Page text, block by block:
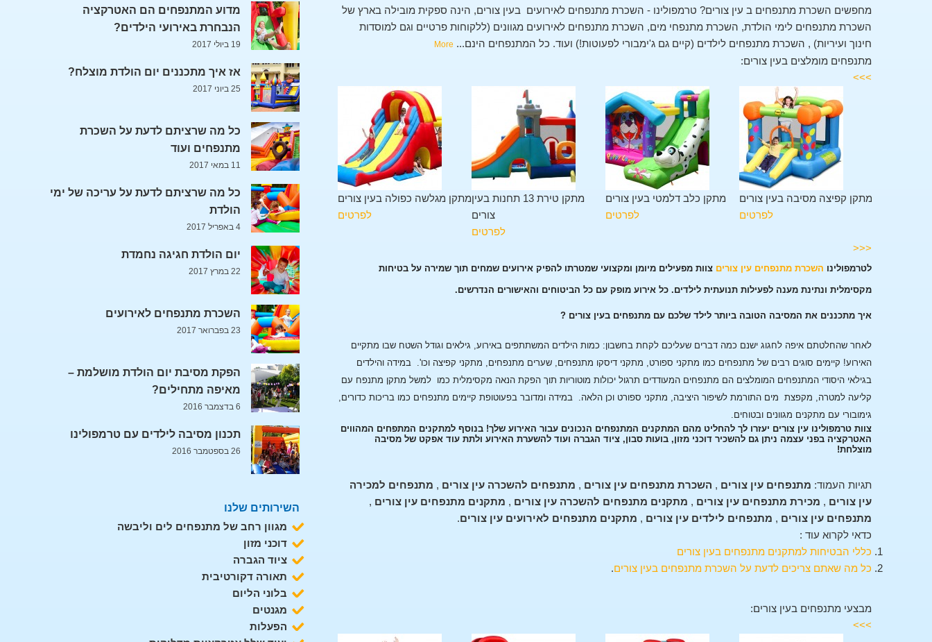
מחפשים השכרת מתנפחים ב עין צורים? טרמפולינו - השכרת מתנפחים לאירועים בעין צורים, הינה ספקית מובילה בארץ של
השכרת מתנפחים לימי הולדת, השכרת מתנפחי מים, השכרת מתנפחים לאירועים מגוונים (ללקוחות פרטיים וגם למוסדות
חינוך ועיריות) , השכרת מתנפחים לילדים (קיים גם ג'ימבורי לפעוטות!) ועוד. כל המתנפחים הינם...
More
מתנפחים מומלצים בעין צורים:
>>>
מתקן מגלשה כפולה בעין צורים
לפרטים
מתקן טירת 13 תחנות בעין
צורים
לפרטים
מתקן כלב דלמטי בעין צורים
לפרטים
מתקן קפיצה מסיבה בעין צורים
לפרטים
<<<
לטרמפולינו השכרת מתנפחים עין צורים צוות מפעילים מיומן ומקצועי שמטרתו להפיק אירועים שמחים תוך שמירה על בטיחות
מקסימלית ונתינת מענה לפעילות תנועתית לילדים. כל אירוע מופק עם כל הביטוחים והאישורים הנדרשים.
איך מתכננים את המסיבה הטובה ביותר לילד שלכם עם מתנפחים בעין צורים ?
לאחר שהחלטתם איפה לחגוג ישנם כמה דברים שעליכם לקחת בחשבון: כמות הילדים המשתתפים באירוע, גילאים וגודל השטח שבו מתקיים
האירוע! קיימים סוגים רבים של מתנפחים כמו מתקני ספורט, מתקני דיסקו מתנפחים, שערים מתנפחים, מתקני קפיצה וכו'. במידה והילדים
בגילאי היסודי המתנפחים המומלצים הם מתנפחים המעודדים תרגול יכולות מוטוריות תוך הפקת הנאה מקסימלית כמו למשל מתקן מתנפח עם
קליעה למטרה, מקפצת מים התורמת לשיפור היציבה, מתקני ספורט וכן הלאה. במידה ומדובר בפעוטופת קיימים מתנפחים כמו בריכות כדורים,
גימובורי עם מתקנים מגוונים ובטוחים.
צוות טרמפולינו עין צורים יעזרו לך להחליט מהם המתקנים המתנפחים הנכונים עבור האירוע שלך! בנוסף למתקנים המתפחים המהווים
האטרקציה בפני עצמה ניתן גם להשכיר דוכני מזון, בועות סבון, ציוד הגברה ועוד להשערת האירוע ולתת עוד אפקט של מסיבה
מוצלחת!
תגיות העמוד: מתנפחים עין צורים , השכרת מתנפחים עין צורים , מתנפחים להשכרה עין צורים , מתנפחים למכירה
עין צורים , מכירת מתנפחים עין צורים , מתקנים מתנפחים להשכרה עין צורים , מתקנים מתנפחים עין צורים ,
מתנפחים עין צורים , מתנפחים לילדים עין צורים , מתקנים מתנפחים לאירועים עין צורים.
כדאי לקרוא עוד :
כללי הבטיחות למתקנים מתנפחים בעין צורים
כל מה שאתם צריכים לדעת על השכרת מתנפחים בעין צורים.
מבצעי מתנפחים בעין צורים:
>>>
מדוע המתנפחים הם האטרקציה
הנבחרת באירועי הילדים?
19 ביולי 2017
אז איך מתכננים יום הולדת מוצלח?
25 ביוני 2017
כל מה שרציתם לדעת על השכרת
מתנפחים ועוד
11 במאי 2017
כל מה שרציתם לדעת על עריכה של ימי
הולדת
4 באפריל 2017
יום הולדת חגיגה נחמדת
22 במרץ 2017
השכרת מתנפחים לאירועים
23 בפברואר 2017
הפקת מסיבת יום הולדת מושלמת –
מאיפה מתחילים?
6 בדצמבר 2016
תכנון מסיבה לילדים עם טרמפולינו
26 בספטמבר 2016
השירותים שלנו
מגוון רחב של מתנפחים לים וליבשה
דוכני מזון
ציוד הגברה
תאורה דקורטיבית
בלוני הליום
מגנטים
הפעלות